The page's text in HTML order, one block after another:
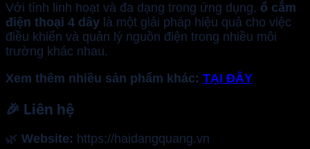
Với tính linh hoạt và đa dạng trong ứng dụng, ổ cắm
điện thoại 4 dây là một giải pháp hiệu quả cho việc
điều khiển và quản lý nguồn điện trong nhiều môi
trường khác nhau.
Xem thêm nhiều sản phẩm khác: TẠI ĐÂY
🎉 Liên hệ
🌿 Website: https://haidangquang.vn